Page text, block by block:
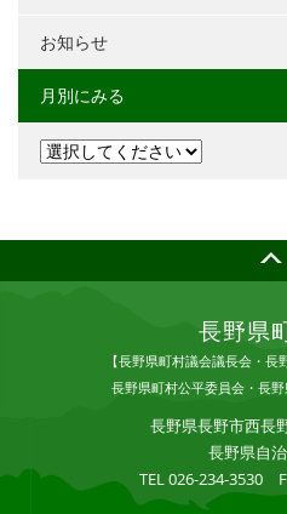
お知らせ
月別にみる
長野県
【長野県町村議会議長会・長
長野県町村公平委員会・長野
長野県長野市西長
長野県自
TEL 026-234-3530